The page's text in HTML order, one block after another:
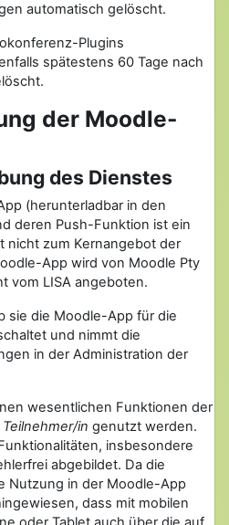
automatisch gelöscht.
Plugins
spätestens 60 Tage nach
Moodle-
des Dienstes
(herunterladbar in den
deren Push-Funktion ist ein
nicht zum Kernangebot der
App wird von Moodle Pty
vom LISA angeboten.
sie die Moodle-App für die
und nimmt die
in der Administration der
wesentlichen Funktionen der
Teilnehmer/in genutzt werden.
insbesondere
abgebildet. Da die
Nutzung in der Moodle-App
dass mit mobilen